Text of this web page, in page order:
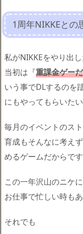
1周年NIKKEと
私がNIKKEをやり出し
当初は『重課金ゲーだ
いう事でDLするのを
にもやってもらいた
毎月のイベントのス
育成もそんなに考え
めるゲームだからです
この一年沢山のニケ
お仕事で忙しい時もあ
それでも